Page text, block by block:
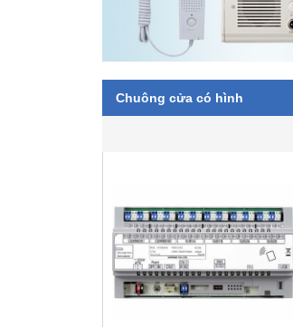
Chuông cửa có hình